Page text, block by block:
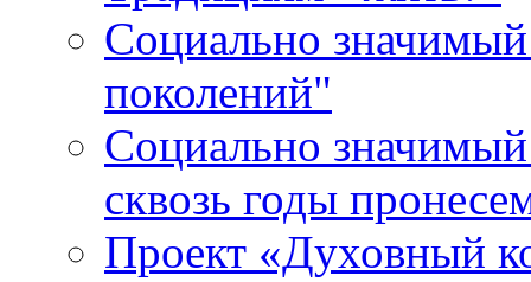
Социально значимый
поколений"
Социально
сквозь годы
Проект «Духовный